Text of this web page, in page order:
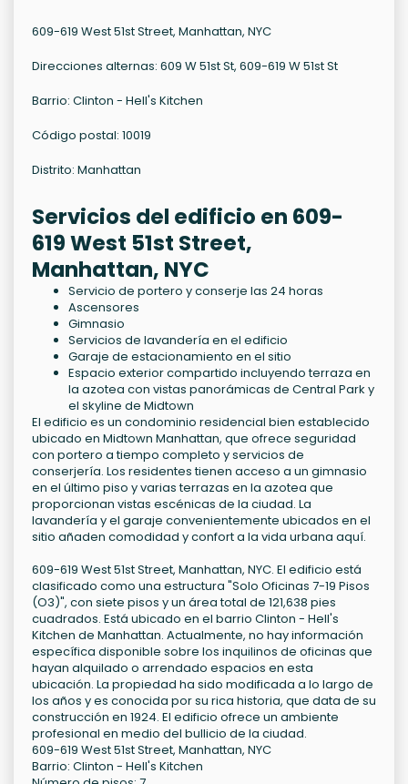
609-619 West 51st Street, Manhattan, NYC
Direcciones alternas: 609 W 51st St, 609-619 W 51st St
Barrio: Clinton - Hell's Kitchen
Código postal: 10019
Distrito: Manhattan
Servicios del edificio en 609-
619 West 51st Street,
Manhattan, NYC
Servicio de portero y conserje las 24 horas
Ascensores
Gimnasio
Servicios de lavandería en el edificio
Garaje de estacionamiento en el sitio
Espacio exterior compartido incluyendo terraza en
la azotea con vistas panorámicas de Central Park y
el skyline de Midtown
El edificio es un condominio residencial bien establecido
ubicado en Midtown Manhattan, que ofrece seguridad
con portero a tiempo completo y servicios de
conserjería. Los residentes tienen acceso a un gimnasio
en el último piso y varias terrazas en la azotea que
proporcionan vistas escénicas de la ciudad. La
lavandería y el garaje convenientemente ubicados en el
sitio añaden comodidad y confort a la vida urbana aquí.
609-619 West 51st Street, Manhattan, NYC. El edificio está
clasificado como una estructura "Solo Oficinas 7-19 Pisos
(O3)", con siete pisos y un área total de 121,638 pies
cuadrados. Está ubicado en el barrio Clinton - Hell's
Kitchen de Manhattan. Actualmente, no hay información
específica disponible sobre los inquilinos de oficinas que
hayan alquilado o arrendado espacios en esta
ubicación. La propiedad ha sido modificada a lo largo de
los años y es conocida por su rica historia, que data de su
construcción en 1924. El edificio ofrece un ambiente
profesional en medio del bullicio de la ciudad.
609-619 West 51st Street, Manhattan, NYC
Barrio: Clinton - Hell's Kitchen